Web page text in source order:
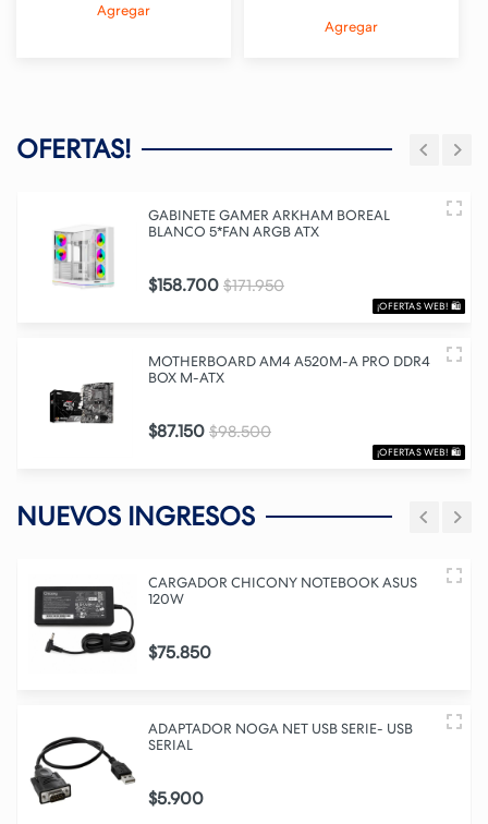
Agregar
Agregar
NUEVOS INGRESOS
CARGADOR CHICONY NOTEBOOK ASUS
120W
$75.850
ADAPTADOR NOGA NET USB SERIE- USB
SERIAL
$5.900
OFERTAS!
¡OFERTAS WEB! 🛍️
GABINETE GAMER ARKHAM BOREAL
BLANCO 5*FAN ARGB ATX
$158.700 $171.950
¡OFERTAS WEB! 🛍️
MOTHERBOARD AM4 A520M-A PRO DDR4
BOX M-ATX
$87.150 $98.500